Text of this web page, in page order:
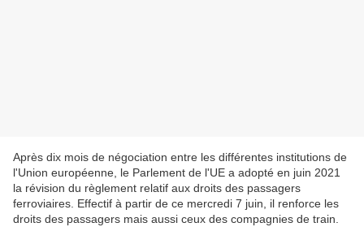
Après dix mois de négociation entre les différentes institutions de
l'Union européenne, le Parlement de l'UE a adopté en juin 2021
la révision du règlement relatif aux droits des passagers
ferroviaires. Effectif à partir de ce mercredi 7 juin, il renforce les
droits des passagers mais aussi ceux des compagnies de train.